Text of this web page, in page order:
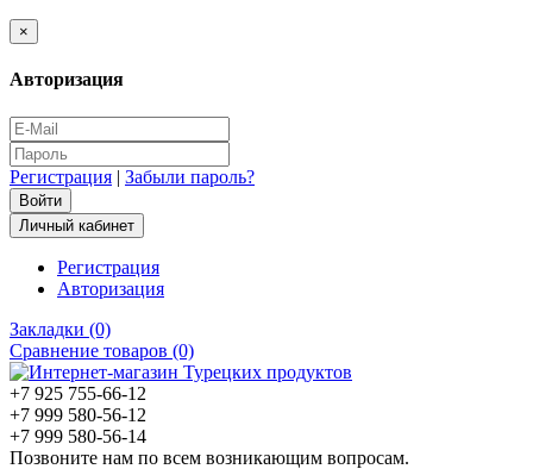
×
Авторизация
Регистрация | Забыли пароль?
Личный кабинет
Регистрация
Авторизация
Закладки (0)
Сравнение товаров (0)
+7 925 755-66-12
+7 999 580-56-12
+7 999 580-56-14
Позвоните нам по всем возникающим вопросам.